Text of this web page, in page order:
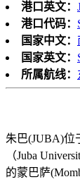
港口英文：
港口代码：
国家中文：
国家英文：
所属航线：
朱巴(JUBA)位
（Juba
的蒙巴萨